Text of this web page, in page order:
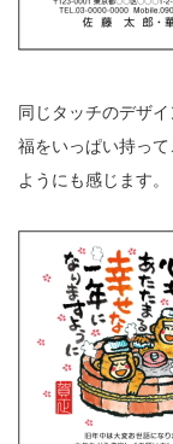
同じタッチのデザ
福をいっぱい持っ
ようにも感じます。